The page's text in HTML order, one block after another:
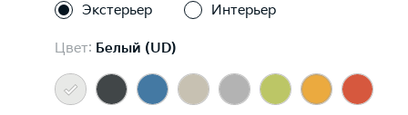
Экстерьер Интерьер
Цвет: Белый (UD)